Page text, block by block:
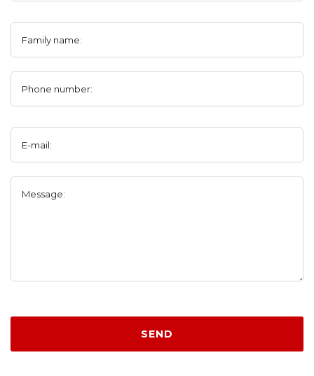
Family name:
Phone number:
E-mail:
Message:
SEND